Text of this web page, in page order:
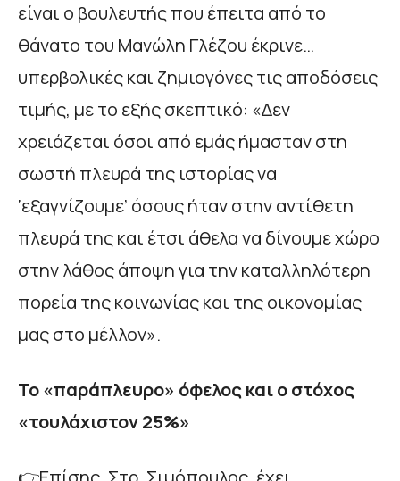
είναι ο βουλευτής που έπειτα από το
θάνατο του Μανώλη Γλέζου έκρινε…
υπερβολικές και ζημιογόνες τις αποδόσεις
τιμής, με το εξής σκεπτικό: «Δεν
χρειάζεται όσοι από εμάς ήμασταν στη
σωστή πλευρά της ιστορίας να
‘εξαγνίζουμε’ όσους ήταν στην αντίθετη
πλευρά της και έτσι άθελα να δίνουμε χώρο
στην λάθος άποψη για την καταλληλότερη
πορεία της κοινωνίας και της οικονομίας
μας στο μέλλον».
Το «παράπλευρο» όφελος και ο στόχος
«τουλάχιστον 25%»